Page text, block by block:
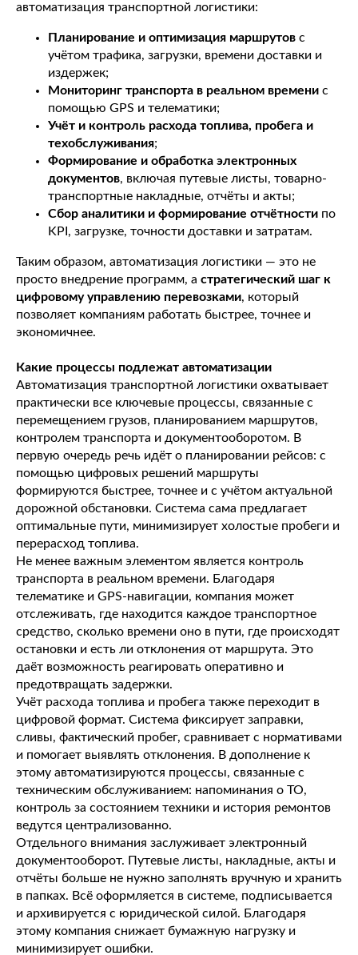
автоматизация транспортной логистики:
Планирование и оптимизация маршрутов с
учётом трафика, загрузки, времени доставки и
издержек;
Мониторинг транспорта в реальном времени с
помощью GPS и телематики;
Учёт и контроль расхода топлива, пробега и
техобслуживания;
Формирование и обработка электронных
документов, включая путевые листы, товарно-
транспортные накладные, отчёты и акты;
Сбор аналитики и формирование отчётности по
KPI, загрузке, точности доставки и затратам.
Таким образом, автоматизация логистики — это не
просто внедрение программ, а стратегический шаг к
цифровому управлению перевозками, который
позволяет компаниям работать быстрее, точнее и
экономичнее.
Какие процессы подлежат автоматизации
Автоматизация транспортной логистики охватывает
практически все ключевые процессы, связанные с
перемещением грузов, планированием маршрутов,
контролем транспорта и документооборотом. В
первую очередь речь идёт о планировании рейсов: с
помощью цифровых решений маршруты
формируются быстрее, точнее и с учётом актуальной
дорожной обстановки. Система сама предлагает
оптимальные пути, минимизирует холостые пробеги и
перерасход топлива.
Не менее важным элементом является контроль
транспорта в реальном времени. Благодаря
телематике и GPS-навигации, компания может
отслеживать, где находится каждое транспортное
средство, сколько времени оно в пути, где происходят
остановки и есть ли отклонения от маршрута. Это
даёт возможность реагировать оперативно и
предотвращать задержки.
Учёт расхода топлива и пробега также переходит в
цифровой формат. Система фиксирует заправки,
сливы, фактический пробег, сравнивает с нормативами
и помогает выявлять отклонения. В дополнение к
этому автоматизируются процессы, связанные с
техническим обслуживанием: напоминания о ТО,
контроль за состоянием техники и история ремонтов
ведутся централизованно.
Отдельного внимания заслуживает электронный
документооборот. Путевые листы, накладные, акты и
отчёты больше не нужно заполнять вручную и хранить
в папках. Всё оформляется в системе, подписывается
и архивируется с юридической силой. Благодаря
этому компания снижает бумажную нагрузку и
минимизирует ошибки.